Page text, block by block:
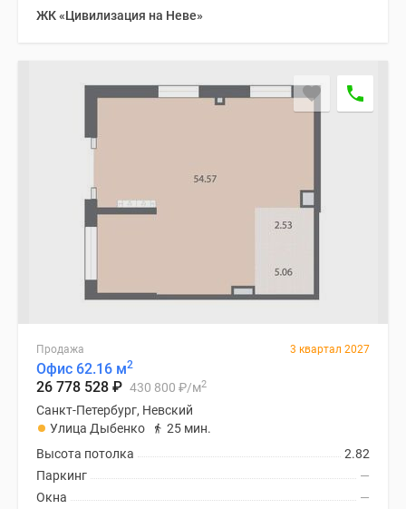
ЖК «Цивилизация на Неве»
Продажа 3 квартал 2027
Офис 62.16 м2
26 778 528 ₽ 430 800 ₽/м2
Санкт-Петербург, Невский
Улица Дыбенко
25 мин.
2.82
Высота потолка
—
Паркинг
—
Окна